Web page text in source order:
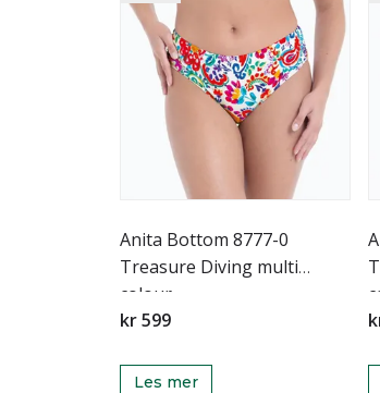
Anita Bottom 8777-0
Treasure Diving multi
colour
kr 599
Les mer